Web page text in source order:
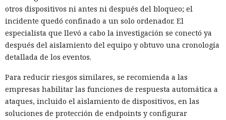
otros dispositivos ni antes ni después del bloqueo; el
incidente quedó confinado a un solo ordenador. El
especialista que llevó a cabo la investigación se conectó ya
después del aislamiento del equipo y obtuvo una cronología
detallada de los eventos.
Para reducir riesgos similares, se recomienda a las
empresas habilitar las funciones de respuesta automática a
ataques, incluido el aislamiento de dispositivos, en las
soluciones de protección de endpoints y configurar